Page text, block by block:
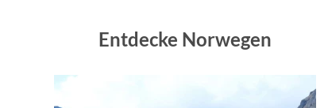
Entdecke Norwegen